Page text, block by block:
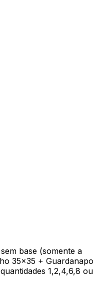
base (somente a
35x35 + Guardanapo
1,2,4,6,8 ou